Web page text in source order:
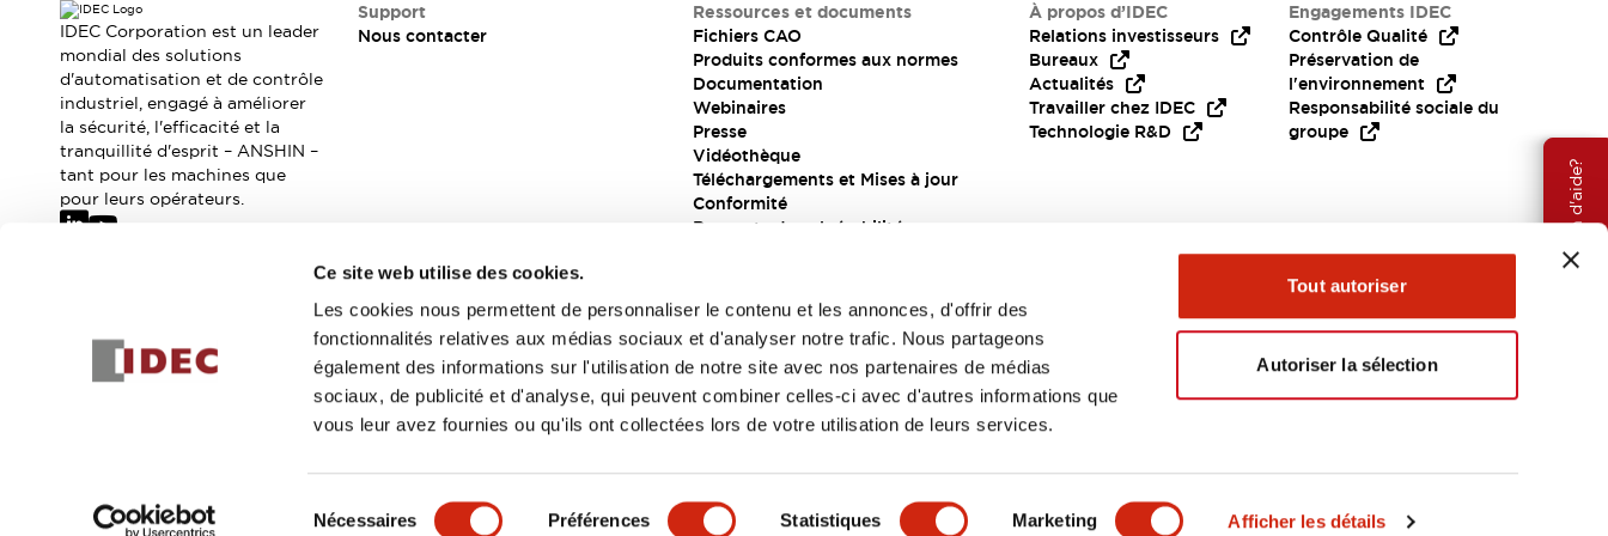
Ce site web utilise des cookies.
Les cookies nous permettent de personnaliser le contenu et les annonces, d'offrir des
fonctionnalités relatives aux médias sociaux et d'analyser notre trafic. Nous partageons
également des informations sur l'utilisation de notre site avec nos partenaires de médias
sociaux, de publicité et d'analyse, qui peuvent combiner celles-ci avec d'autres informations que
vous leur avez fournies ou qu'ils ont collectées lors de votre utilisation de leurs services.
Nécessaires Préférences Statistiques Marketing Afficher les détails
Tout autoriser
Autoriser la sélection
Où acheter
Distributeurs en ligne
Besoin d'aide?
DÉTAILS DU PRODUIT CARACTÉRISTIQUES CLÉS SPÉCIFICATIONS DOCUMENTS ET FICHIERS
IDEC Corporation est un leader
mondial des solutions
d'automatisation et de contrôle
industriel, engagé à améliorer
la sécurité, l'efficacité et la
tranquillité d'esprit – ANSHIN –
tant pour les machines que
pour leurs opérateurs.
Support
Nous contacter
Ressources et documents
Fichiers CAO
Produits conformes aux normes
Documentation
Webinaires
Presse
Vidéothèque
Téléchargements et Mises à jour
Conformité
Rapports de vulnérabilité
À propos d’IDEC
Relations investisseurs
Bureaux
Actualités
Travailler chez IDEC
Technologie R&D
Engagements IDEC
Contrôle Qualité
Préservation de
l'environnement
Responsabilité sociale du
groupe
Inscrivez-vous
Politique de confidentialitéConditions générales EMEA